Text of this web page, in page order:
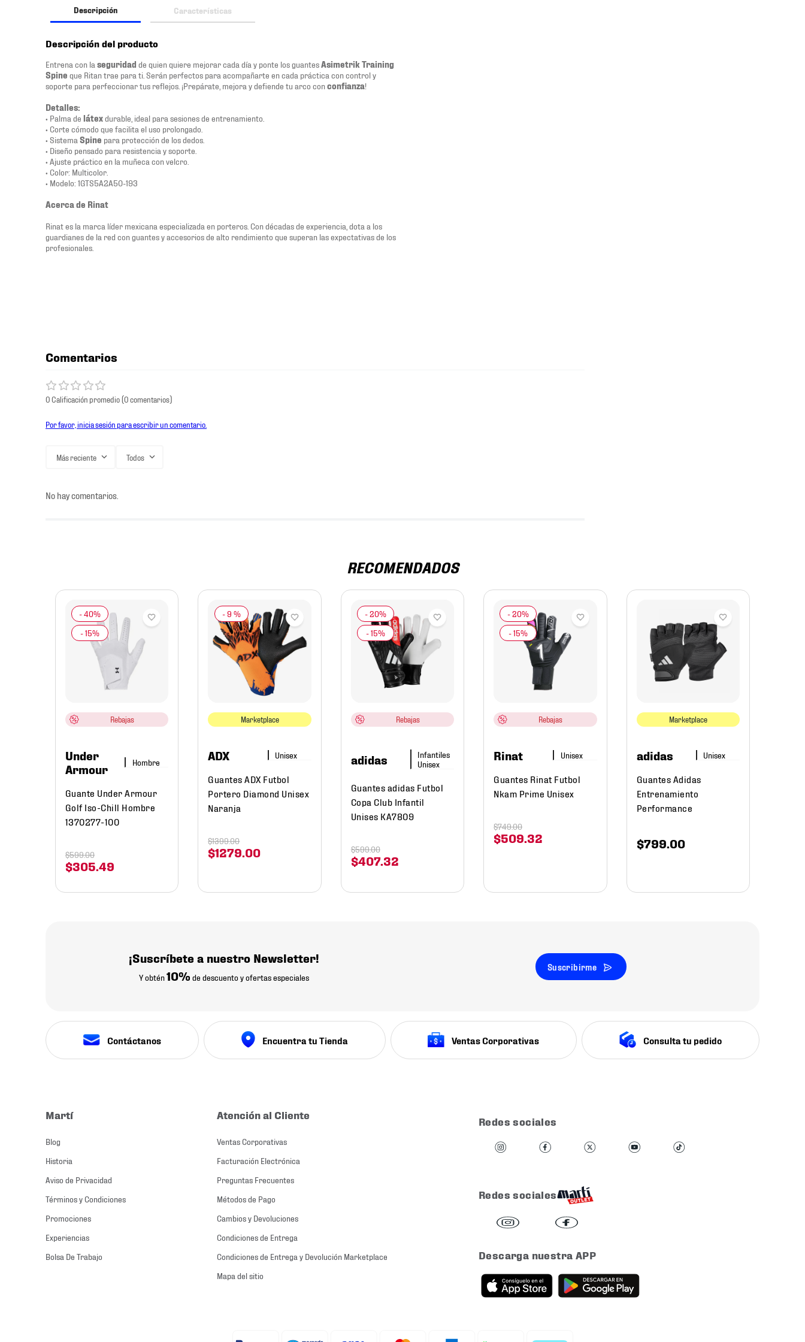
Descripción Características
Descripción del producto
Entrena con la seguridad de quien quiere mejorar cada día y ponte los guantesAsimetrik Training
Spine que Ritan trae para ti. Serán perfectos para acompañarte en cada práctica con control y
soporte para perfeccionar tus reflejos. ¡Prepárate, mejora y defiende tu arco conconfianza!
Detalles:
• Palma de látexdurable, ideal para sesiones de entrenamiento.
• Corte cómodo que facilita el uso prolongado.
• Sistema Spine para protección de los dedos.
• Diseño pensado para resistencia y soporte.
• Ajuste práctico en la muñeca con velcro.
• Color: Multicolor.
• Modelo: 1GTS5A2A50-193
Acerca de Rinat
Rinat es la marca líder mexicana especializada en porteros. Con décadas de experiencia, dota a los
guardianes de la red con guantes y accesorios de alto rendimiento que superan las expectativas de los
profesionales.
Comentarios
0 Calificación promedio(0 comentarios)
Por favor, inicia sesión para escribir un comentario.
Más reciente Todos
No hay comentarios.
RECOMENDADOS
Rebajas
Under
Armour
Hombre
Guante Under Armour
Golf Iso-Chill Hombre
1370277-100
$305.49
$599.00
- 9 %
Marketplace
ADX
Guantes ADX Futbol
Portero Diamond Unisex
Naranja
$1279.00
$1399.00
Rebajas
adidas
Guantes adidas Futbol
Copa Club Infantil
Unises KA7809
$407.32
$599.00
Rebajas
Rinat
Guantes Rinat Futbol
Nkam Prime Unisex
$509.32
$749.00
Marketplace
adidas
Guantes Adidas
Entrenamiento
Performance
$799.00
¡Suscríbete a nuestro Newsletter!
Y obtén10% de descuento y ofertas especiales
Suscribirme
Contáctanos Encuentra tu Tienda Ventas Corporativas Consulta tu pedido
Martí
Blog
Historia
Aviso de Privacidad
Términos y Condiciones
Promociones
Experiencias
Bolsa De Trabajo
Atención al Cliente
Ventas Corporativas
Facturación Electrónica
Preguntas Frecuentes
Métodos de Pago
Cambios y Devoluciones
Condiciones de Entrega
Condiciones de Entrega y Devolución Marketplace
Mapa del sitio
Redes sociales
Redes sociales
Descarga nuestra APP